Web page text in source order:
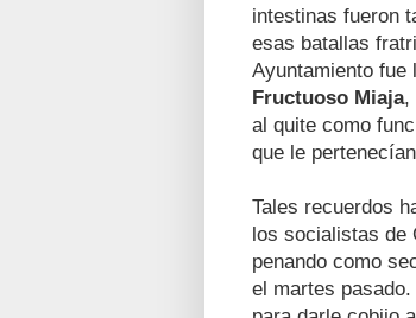
intestinas fueron
esas batallas
Ayuntamiento fue
Fructuoso Miaja,
al quite como
que le
Tales recuerdos
los socialistas de
penando como
el martes